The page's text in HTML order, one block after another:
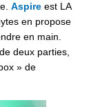
Aspire est LA
en propose
en main.
deux parties,
» de